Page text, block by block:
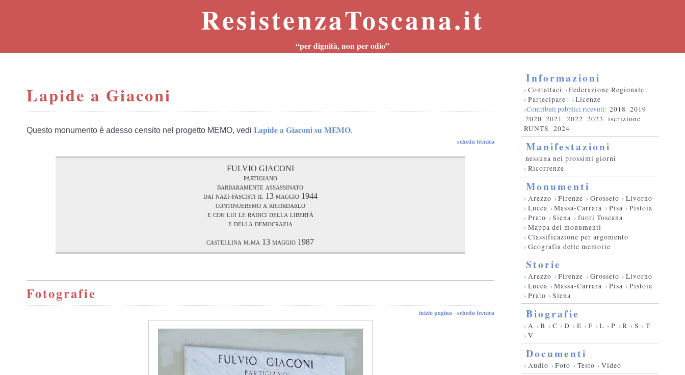
ResistenzaToscana.it
“per dignità, non per odio”
Lapide a Giaconi
Questo monumento è adesso censito nel progetto MEMO, vedi Lapide a Giaconi su MEMO.
scheda tecnica
FULVIO GIACONI
partigiano
barbaramente assassinato
dai nazi-fascisti il 13 maggio 1944
continueremo a ricordarlo
e con lui le radici della libertà
e della democrazia
castellina m.ma 13 maggio 1987
Fotografie
inizio pagina - scheda tecnica
Informazioni
› Contattaci ›Federazione Regionale
› Partecipare! ›Licenze
›Contributi pubblici ricevuti: 2018 2019
2020 2021 2022 2023
iscrizione
RUNTS
2024
Manifestazioni
nessuna nei prossimi giorni
› Ricorrenze
Monumenti
› Arezzo ›Firenze › Grosseto › Livorno
› Lucca ›Massa-Carrara › Pisa › Pistoia
› Prato ›Siena › fuori Toscana
› Mappa dei monumenti
› Classificazione per argomento
› Geografia delle memorie
Storie
› Arezzo ›Firenze › Grosseto › Livorno
› Lucca ›Massa-Carrara › Pisa › Pistoia
› Prato ›Siena
Biografie
› A ›B › C › D › E › F ›L › P ›R › S › T
› V
Documenti
› Audio ›Foto › Testo › Video